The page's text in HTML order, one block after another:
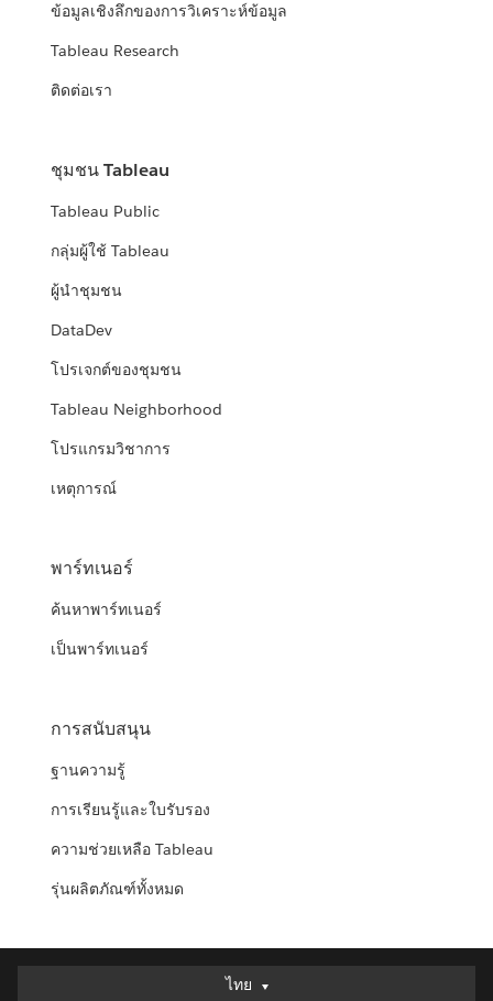
ข้อมูลเชิงลึกของการวิเคราะห์ข้อมูล
Tableau Research
ติดต่อเรา
ชุมชน Tableau
Tableau Public
กลุ่มผู้ใช้ Tableau
ผู้นำชุมชน
DataDev
โปรเจกต์ของชุมชน
Tableau Neighborhood
โปรแกรมวิชาการ
เหตุการณ์
พาร์ทเนอร์
ค้นหาพาร์ทเนอร์
เป็นพาร์ทเนอร์
การสนับสนุน
ฐานความรู้
การเรียนรู้และใบรับรอง
ความช่วยเหลือ Tableau
รุ่นผลิตภัณฑ์ทั้งหมด
ไทย
ไทย